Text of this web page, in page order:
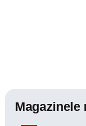
Magazinele